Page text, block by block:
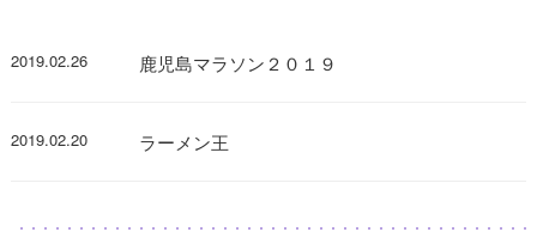
2019.02.26 鹿児島マラソン２０１９
2019.02.20 ラーメン王